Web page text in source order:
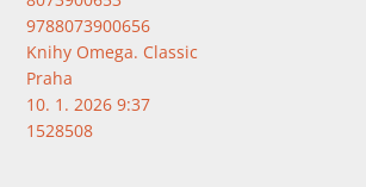
9788073900656
Knihy Omega. Classic
Praha
10. 1. 2026 9:37
1528508